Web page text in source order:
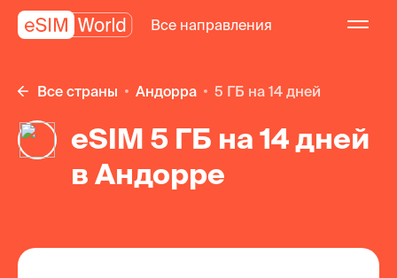
Все направления
Все страны Андорра 5 ГБ на 14 дней
eSIM 5 ГБ на 14 дней
в Андорре